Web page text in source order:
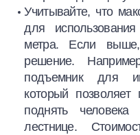
Учитывайте, что
для
метра. Если
решение.
подъемник для
который
поднять
лестнице.